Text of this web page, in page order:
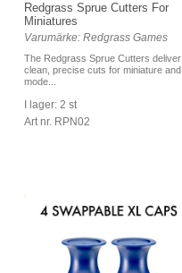
Redgrass Sprue Cutters For
Miniatures
Varumärke: Redgrass Games
The Redgrass Sprue Cutters deliver
clean, precise cuts for miniature and
mode...
I lager: 2 st
Art nr. RPN02